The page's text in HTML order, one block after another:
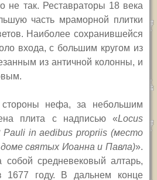
не так. Реставраторы 18 века
часть мраморной плитки
Наиболее сохранившейся
входа, с большим кругом из
из античной колонны, и
нефа, за небольшим
плита с надписью «Locus
Pauli in aedibus propriis (место
святых Иоанна и Павла)».
собой средневековый алтарь,
1677 году. В дальнем конце